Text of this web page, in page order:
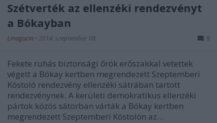
Szétverték az ellenzéki rendezvényt
a Bókayban
Lmagazin • 2014. szeptember 08. 9
Fekete ruhás biztonsági őrök erőszakkal vetettek
végett a Bókay kertben megrendezett Szeptemberi
Kóstoló rendezvény ellenzéki sátrában tartott
rendezvénynek. A kerületi demokratikus ellenzéki
pártok közös sátorban várták a Bókay kertben
megrendezett Szeptemberi Kóstolón az…